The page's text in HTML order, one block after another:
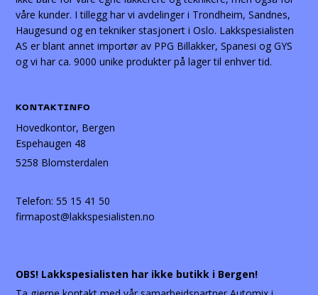
våre kunder. I tillegg har vi avdelinger i Trondheim, Sandnes,
Haugesund og en tekniker stasjonert i Oslo. Lakkspesialisten
AS er blant annet importør av PPG Billakker, Spanesi og GYS
og vi har ca. 9000 unike produkter på lager til enhver tid.
KONTAKTINFO
Hovedkontor, Bergen
Espehaugen 48
5258 Blomsterdalen
Telefon:55 15 41 50
firmapost@lakkspesialisten.no
OBS! Lakkspesialisten har ikke butikk i Bergen!